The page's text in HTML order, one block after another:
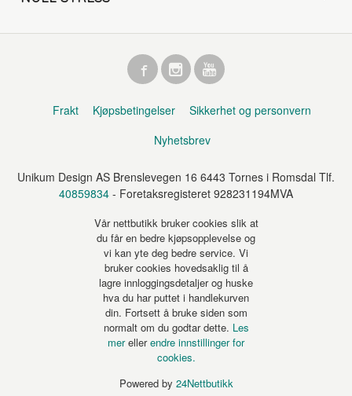
Frakt Kjøpsbetingelser
Sikkerhet og personvern
Nyhetsbrev
Unikum Design AS Brenslevegen 16 6443 Tornes i Romsdal Tlf.
40859834 - Foretaksregisteret 928231194MVA
Vår nettbutikk bruker cookies slik at
du får en bedre kjøpsopplevelse og
vi kan yte deg bedre service. Vi
bruker cookies hovedsaklig til å
lagre innloggingsdetaljer og huske
hva du har puttet i handlekurven
din. Fortsett å bruke siden som
normalt om du godtar dette. Les
merellerendre innstillinger for
cookies.
Powered by 24Nettbutikk